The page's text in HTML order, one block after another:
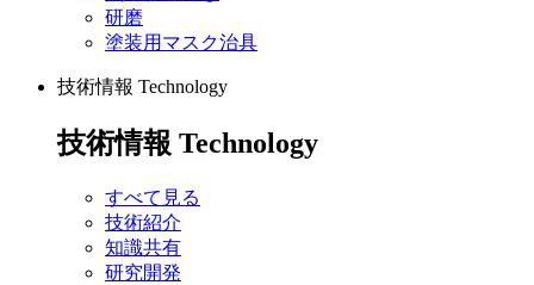
研磨
塗装用マスク治具
技術情報 Technology
技術情報 Technology
すべて見る
技術紹介
知識共有
研究開発